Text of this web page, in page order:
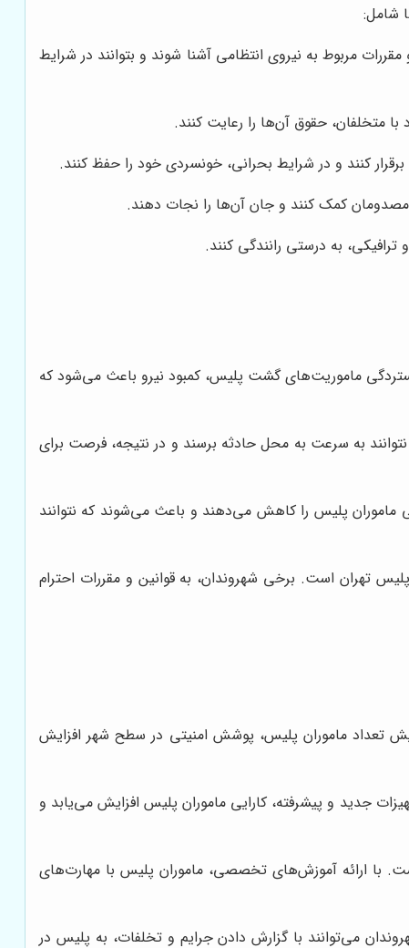
شامل:
مربوط به نیروی انتظامی آشنا شوند و بتوانند در شرایط
متخلفان، حقوق آن‌ها را رعایت کنند.
کنند و در شرایط بحرانی، خونسردی خود را حفظ کنند.
مصدومان کمک کنند و جان آن‌ها را نجات دهند.
به درستی رانندگی کنند.
ماموریت‌های گشت پلیس، کمبود نیرو باعث می‌شود که
به سرعت به محل حادثه برسند و در نتیجه، فرصت برای
ماموران پلیس را کاهش می‌دهند و باعث می‌شوند که نتوانند
تهران است. برخی شهروندان، به قوانین و مقررات احترام
تعداد ماموران پلیس، پوشش امنیتی در سطح شهر افزایش
جدید و پیشرفته، کارایی ماموران پلیس افزایش می‌یابد و
با ارائه آموزش‌های تخصصی، ماموران پلیس با مهارت‌های
می‌توانند با گزارش دادن جرایم و تخلفات، به پلیس در